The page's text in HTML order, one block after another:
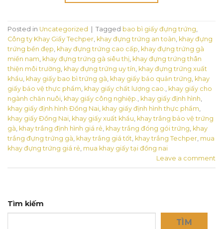
Posted in Uncategorized Tagged bao bì giấy đựng trứng,
Công ty Khay Giấy Techper, khay đựng trứng an toàn, khay đựng
trứng bền đẹp, khay đựng trứng cao cấp, khay đựng trứng gà
miền nam, khay đựng trứng gà siêu thị, khay đựng trứng thân
thiện môi trường, khay đựng trứng uy tín, khay đựng trứng xuất
khẩu, khay giấy bao bì trứng gà, khay giấy bảo quản trứng, khay
giấy bảo vệ thực phẩm, khay giấy chất lượng cao., khay giấy cho
ngành chăn nuôi, khay giấy công nghiệp., khay giấy định hình,
khay giấy định hình Đồng Nai, khay giấy định hình thực phẩm,
khay giấy Đồng Nai, khay giấy xuất khẩu, khay trắng bảo vệ trứng
gà, khay trắng định hình giá rẻ, khay trắng đóng gói trứng, khay
trắng đựng trứng gà, khay trắng giá tốt, khay trắng Techper, mua
khay đựng trứng giá rẻ, mua khay giấy tại đồng nai
Leave a comment
Tìm kiếm
TÌM